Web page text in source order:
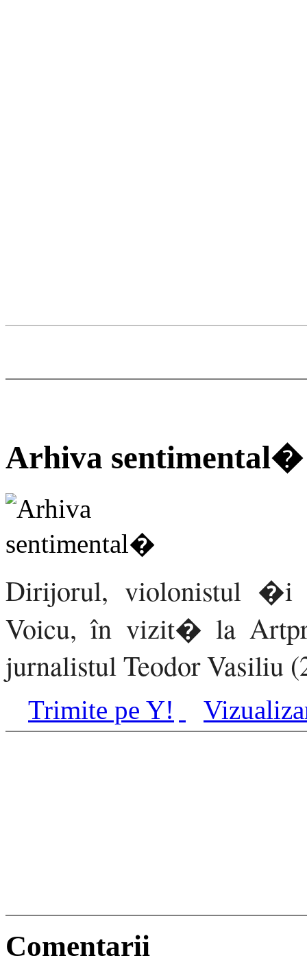
Arhiva sentimental�
Dirijorul, violonistul �i
Voicu, în vizit� la
jurnalistul Teodor Vasiliu
Trimite pe Y!
Comentarii